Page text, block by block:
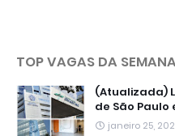
TOP VAGAS DA SEMANA
(Atualizada)
de São Paulo
janeiro 25,